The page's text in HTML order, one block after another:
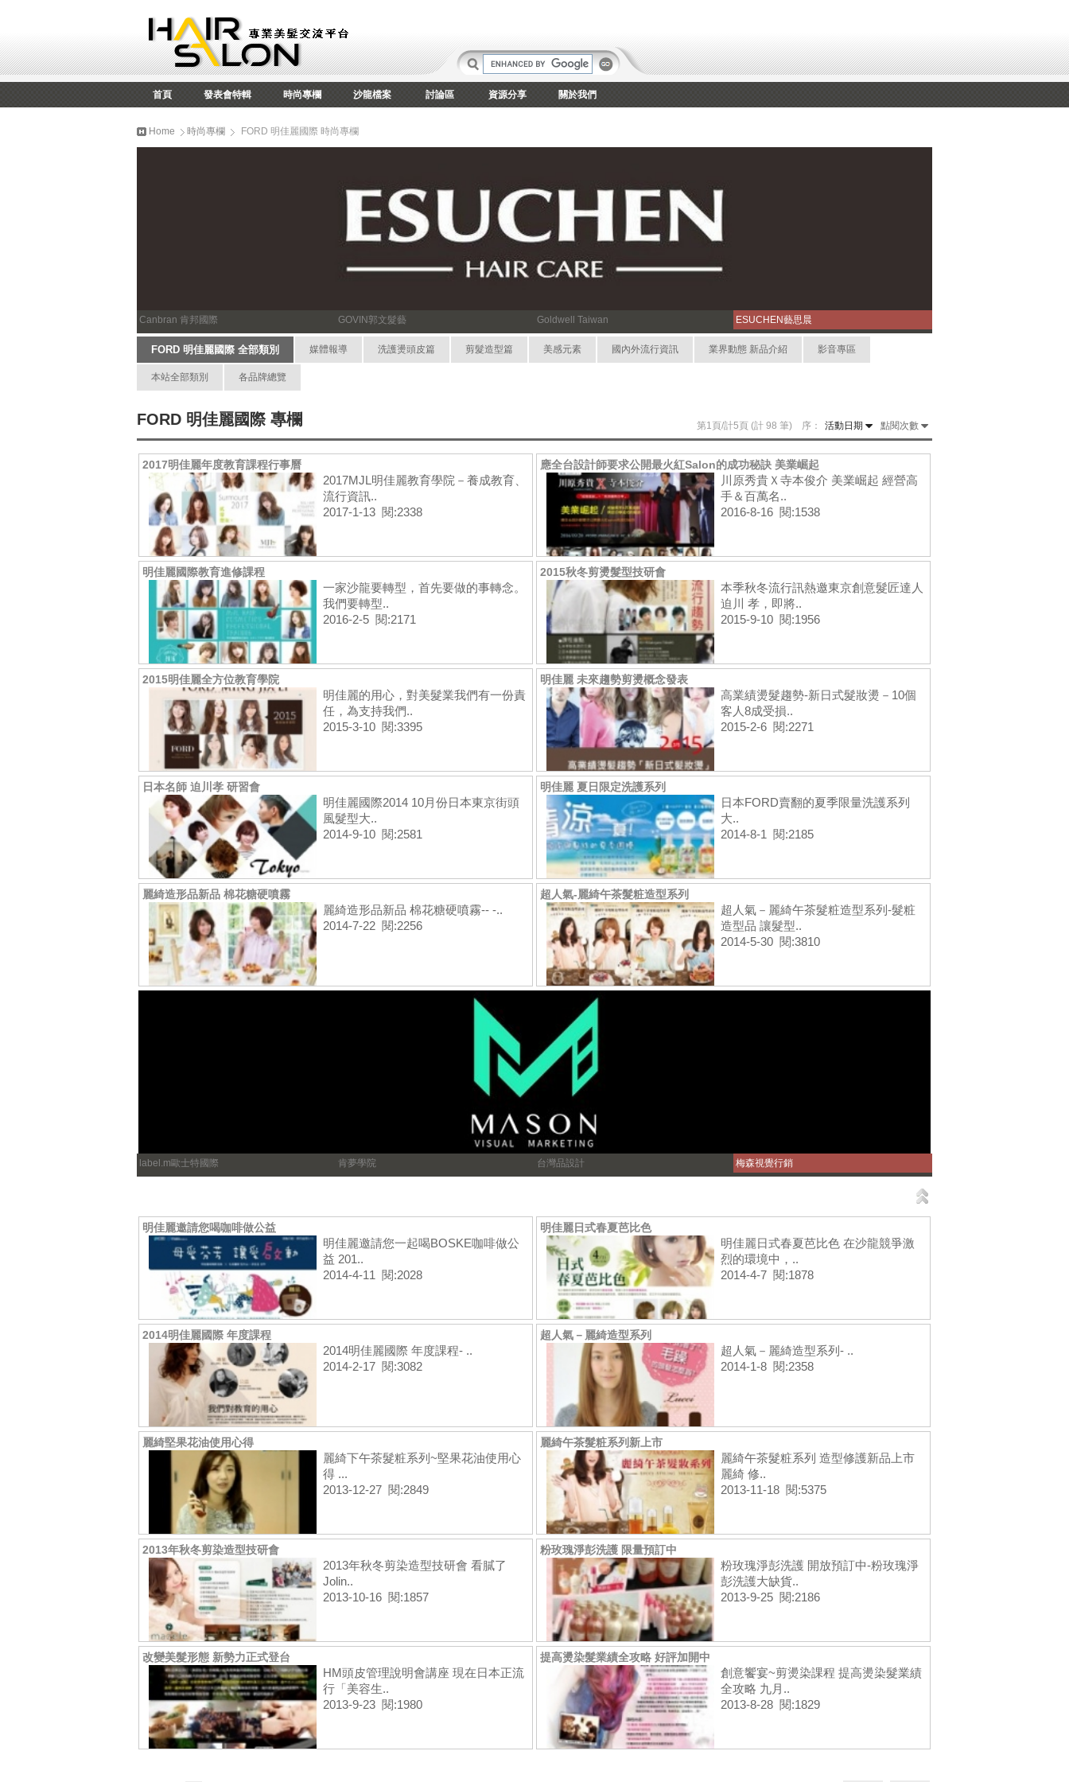
首頁 發表會特輯 時尚專欄 沙龍檔案 討論區 資源分享 關於我們
Home 時尚專欄 FORD 明佳麗國際 時尚專欄
Canbran 肯邦國際 GOVIN郭文髮藝 Goldwell Taiwan ESUCHEN藝思晨
FORD 明佳麗國際 全部類別 媒體報導 洗護燙頭皮篇 剪髮造型篇 美感元素 國內外流行資訊 業界動態 新品介紹 影音專區
本站全部類別 各品牌總覽
FORD 明佳麗國際 專欄 第1頁/計5頁 (計 98 筆) 序： 活動日期 點閱次數
2017明佳麗年度教育課程行事曆
2017MJL明佳麗教育學院－養成教育、
流行資訊..
2017-1-13 閱:2338
應全台設計師要求公開最火紅Salon的成功秘訣 美業崛起
川原秀貴Ｘ寺本俊介 美業崛起 經營高
手＆百萬名..
2016-8-16 閱:1538
明佳麗國際教育進修課程
一家沙龍要轉型，首先要做的事轉念。
我們要轉型..
2016-2-5 閱:2171
2015秋冬剪燙髮型技研會
本季秋冬流行訊熱邀東京創意髮匠達人
迫川 孝，即將..
2015-9-10 閱:1956
2015明佳麗全方位教育學院
明佳麗的用心，對美髮業我們有一份責
任，為支持我們..
2015-3-10 閱:3395
明佳麗 未來趨勢剪燙概念發表
高業績燙髮趨勢-新日式髮妝燙－10個
客人8成受損..
2015-2-6 閱:2271
日本名師 迫川孝 研習會
明佳麗國際2014 10月份日本東京街頭
風髮型大..
2014-9-10 閱:2581
明佳麗 夏日限定洗護系列
日本FORD賣翻的夏季限量洗護系列
大..
2014-8-1 閱:2185
麗綺造形品新品 棉花糖硬噴霧
麗綺造形品新品 棉花糖硬噴霧-- -..
2014-7-22 閱:2256
超人氣-麗綺午茶髮粧造型系列
超人氣－麗綺午茶髮粧造型系列-髮粧
造型品 讓髮型..
2014-5-30 閱:3810
label.m歐士特國際 肯夢學院 台灣品設計 梅森視覺行銷
明佳麗邀請您喝咖啡做公益
明佳麗邀請您一起喝BOSKE咖啡做公
益 201..
2014-4-11 閱:2028
明佳麗日式春夏芭比色
明佳麗日式春夏芭比色 在沙龍競爭激
烈的環境中，..
2014-4-7 閱:1878
2014明佳麗國際 年度課程
2014明佳麗國際 年度課程- ..
2014-2-17 閱:3082
超人氣－麗綺造型系列
超人氣－麗綺造型系列- ..
2014-1-8 閱:2358
麗綺堅果花油使用心得
麗綺下午茶髮粧系列~堅果花油使用心
得 ...
2013-12-27 閱:2849
麗綺午茶髮粧系列新上市
麗綺午茶髮粧系列 造型修護新品上市
麗綺 修..
2013-11-18 閱:5375
2013年秋冬剪染造型技研會
2013年秋冬剪染造型技研會 看膩了
Jolin..
2013-10-16 閱:1857
粉玫瑰淨彭洗護 限量預訂中
粉玫瑰淨彭洗護 開放預訂中-粉玫瑰淨
彭洗護大缺貨..
2013-9-25 閱:2186
改變美髮形態 新勢力正式登台
HM頭皮管理說明會講座 現在日本正流
行「美容生..
2013-9-23 閱:1980
提高燙染髮業績全攻略 好評加開中
創意饗宴~剪燙染課程 提高燙染髮業績
全攻略 九月..
2013-8-28 閱:1829